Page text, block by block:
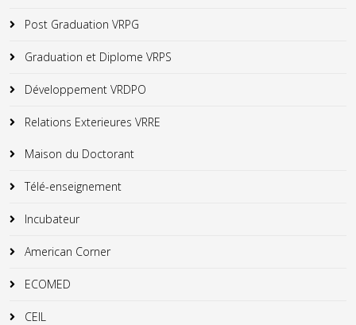
Post Graduation VRPG
Graduation et Diplome VRPS
Développement VRDPO
Relations Exterieures VRRE
Maison du Doctorant
Télé-enseignement
Incubateur
American Corner
ECOMED
CEIL